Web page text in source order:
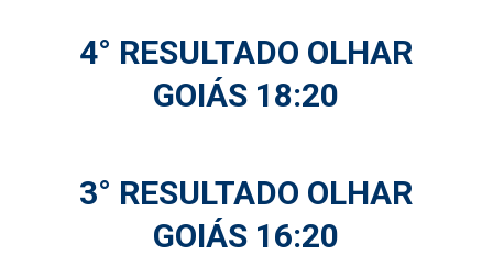
4° RESULTADO OLHAR
GOIÁS 18:20
3° RESULTADO OLHAR
GOIÁS 16:20